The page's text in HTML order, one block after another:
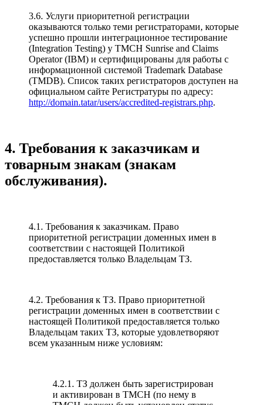
3.6. Услуги приоритетной регистрации
оказываются только теми регистраторами, которые
успешно прошли интеграционное тестирование
(Integration Testing) у TMCH Sunrise and Claims
Operator (IBM) и сертифицированы для работы с
информационной системой Trademark Database
(TMDB). Список таких регистраторов доступен на
официальном сайте Регистратуры по адресу:
http://domain.tatar/users/accredited-registrars.php.
4. Требования к заказчикам и
товарным знакам (знакам
обслуживания).
4.1. Требования к заказчикам. Право
приоритетной регистрации доменных имен в
соответствии с настоящей Политикой
предоставляется только Владельцам ТЗ.
4.2. Требования к ТЗ. Право приоритетной
регистрации доменных имен в соответствии с
настоящей Политикой предоставляется только
Владельцам таких ТЗ, которые удовлетворяют
всем указанным ниже условиям:
4.2.1. ТЗ должен быть зарегистрирован
и активирован в TMCH (по нему в